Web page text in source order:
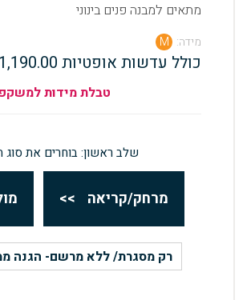
מתאים למבנה פנים בינוני
מידה: M
כולל עדשות אופטיות 1,190.00 ₪
טבלת מידות
שלב ראשון: בוחרים את סוג
מרחק/קריאה >>
רק מסגרת/ ללא מרשם- הגנה